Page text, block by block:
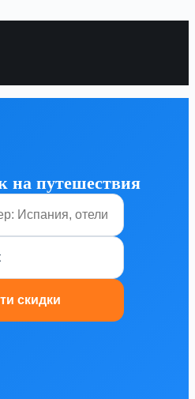
на путешествия